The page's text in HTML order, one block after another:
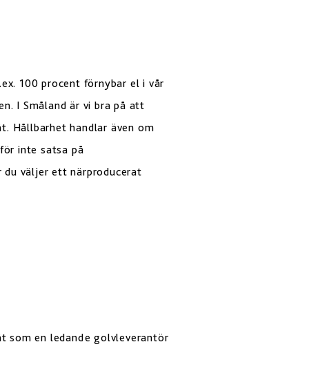
100 procent förnybar el i vår
I Småland är vi bra på att
Hållbarhet handlar även om
inte satsa på
du väljer ett närproducerat
som en ledande golvleverantör